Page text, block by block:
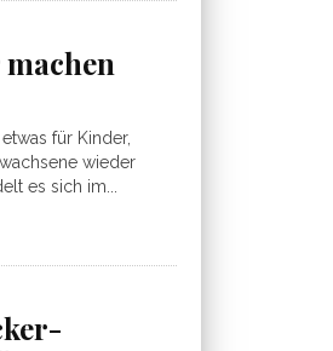
für Kinder,
wieder
es sich im...